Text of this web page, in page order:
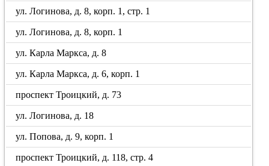
ул. Логинова, д. 8, корп. 1, стр. 1
ул. Логинова, д. 8, корп. 1
ул. Карла Маркса, д. 8
ул. Карла Маркса, д. 6, корп. 1
проспект Троицкий, д. 73
ул. Логинова, д. 18
ул. Попова, д. 9, корп. 1
проспект Троицкий, д. 118, стр. 4